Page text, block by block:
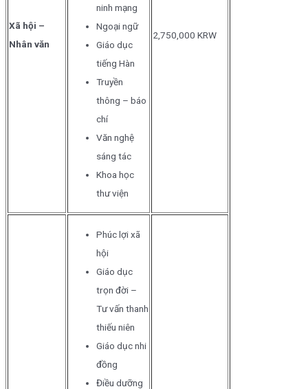
Xã hội –
Nhân văn
ninh mạng
Ngoại ngữ
Giáo dục
tiếng Hàn
Truyền
thông – báo
chí
Văn nghệ
sáng tác
Khoa học
thư viện
2,750,000 KRW
Phúc lợi xã
hội
Giáo dục
trọn đời –
Tư vấn thanh
thiếu niên
Giáo dục nhi
đồng
Điều dưỡng